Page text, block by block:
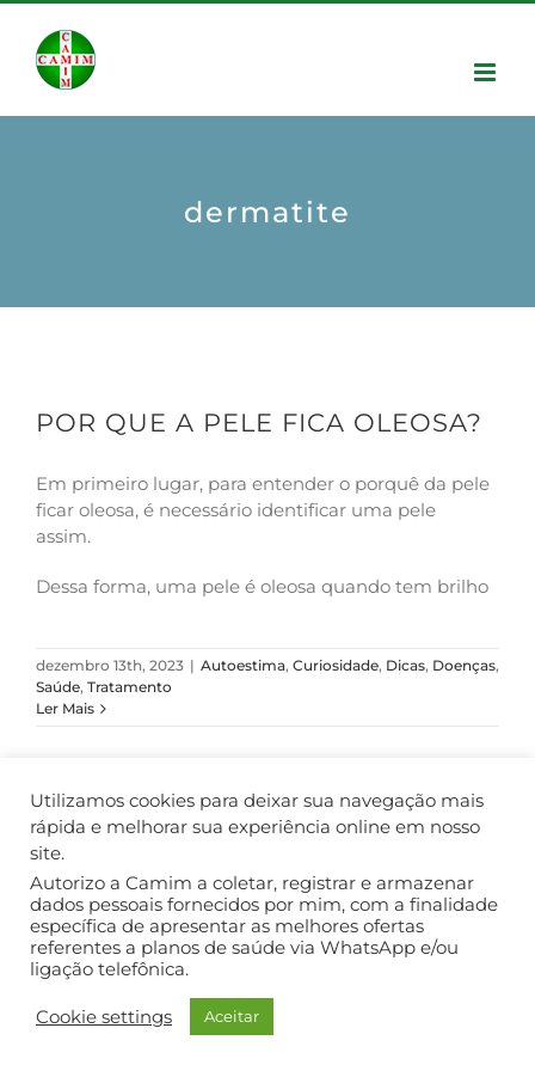
dermatite
POR QUE A PELE FICA OLEOSA?
Em primeiro lugar, para entender o porquê da pele
ficar oleosa, é necessário identificar uma pele
assim.
Dessa forma, uma pele é oleosa quando tem brilho
dezembro 13th, 2023 | Autoestima, Curiosidade, Dicas, Doenças,
Saúde, Tratamento
Ler Mais
COPYRIGHT ©2018. TODOS OS DIREITOS RESERVADOS.
Utilizamos cookies para deixar sua navegação mais
rápida e melhorar sua experiência online em nosso
site.
Autorizo a Camim a coletar, registrar e armazenar
dados pessoais fornecidos por mim, com a finalidade
específica de apresentar as melhores ofertas
referentes a planos de saúde via WhatsApp e/ou
ligação telefônica.
Cookie settings Aceitar